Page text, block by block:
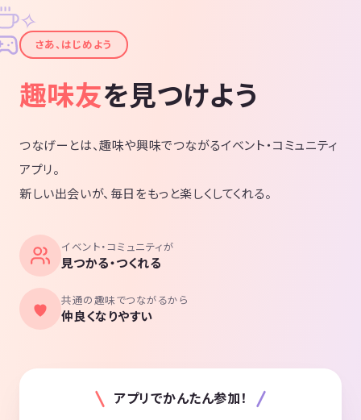
✦
✧
さあ、はじめよう
趣味友を見つけよう
つなげーとは、趣味や興味でつながるイベント・コミュニティ
アプリ。
新しい出会いが、毎日をもっと楽しくしてくれる。
イベント・コミュニティが
見つかる・つくれる
共通の趣味でつながるから
仲良くなりやすい
アプリでかんたん参加！